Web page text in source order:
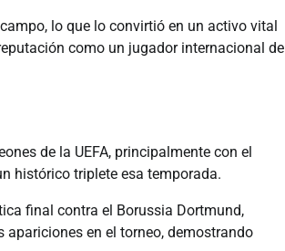
lo que lo convirtió en un activo vital
como un jugador internacional de
de la UEFA, principalmente con el
histórico triplete esa temporada.
final contra el Borussia Dortmund,
en el torneo, demostrando